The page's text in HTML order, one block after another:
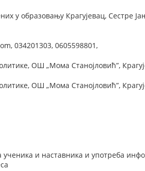
у образовању Крагујевац, Сестре
034201303, 0605598801,
OШ „Мома Станојловић”,
OШ „Мома Станојловић”,
и наставника и употреба